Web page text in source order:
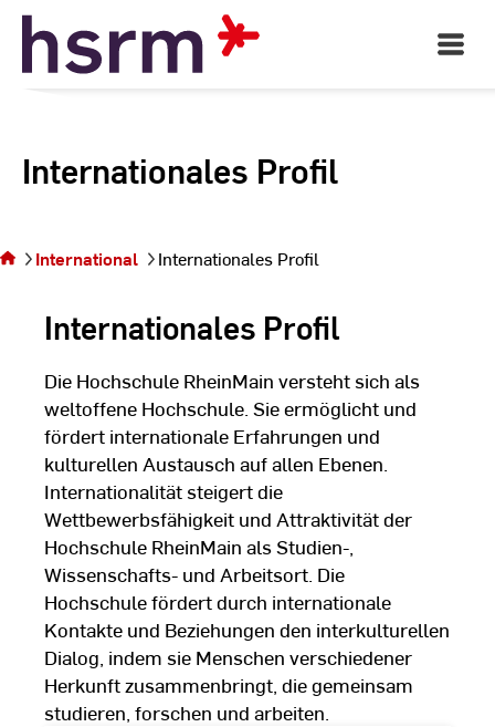
Skip
Content
Open
Main
Internationales Profil
SeiteInternational Internationales Profil
Internationales Profil
Die Hochschule RheinMain versteht sich als
weltoffene Hochschule. Sie ermöglicht und
fördert internationale Erfahrungen und
kulturellen Austausch auf allen Ebenen.
Internationalität steigert die
Wettbewerbsfähigkeit und Attraktivität der
Hochschule RheinMain als Studien-,
Wissenschafts- und Arbeitsort. Die
Hochschule fördert durch internationale
Kontakte und Beziehungen den interkulturellen
Dialog, indem sie Menschen verschiedener
Herkunft zusammenbringt, die gemeinsam
studieren, forschen und arbeiten.